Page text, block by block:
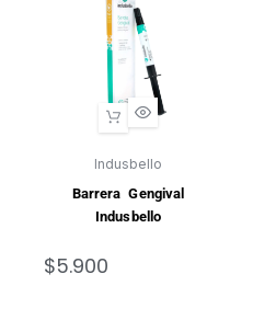
Indusbello
Barrera Gengival
Indusbello
$5.900